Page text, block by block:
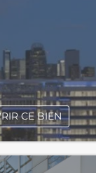
CE BIEN